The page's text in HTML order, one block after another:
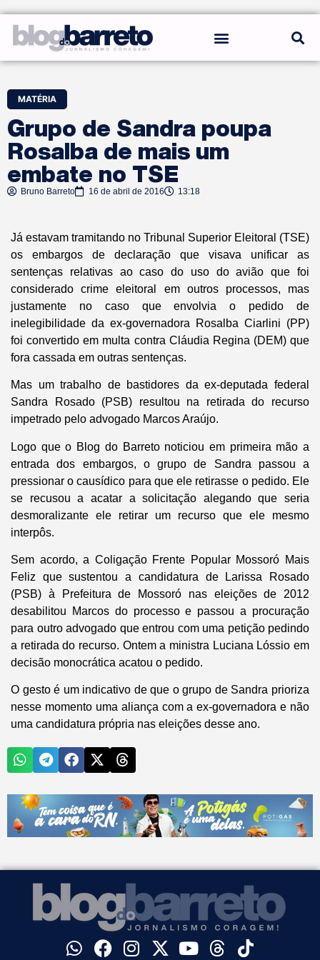
MATÉRIA
Grupo de Sandra poupa
Rosalba de mais um
embate no TSE
Bruno Barreto 16 de abril de 2016 13:18
Já estavam tramitando no Tribunal Superior Eleitoral (TSE)
os embargos de declaração que visava unificar as
sentenças relativas ao caso do uso do avião que foi
considerado crime eleitoral em outros processos, mas
justamente no caso que envolvia o pedido de
inelegibilidade da ex-governadora Rosalba Ciarlini (PP)
foi convertido em multa contra Cláudia Regina (DEM) que
fora cassada em outras sentenças.
Mas um trabalho de bastidores da ex-deputada federal
Sandra Rosado (PSB) resultou na retirada do recurso
impetrado pelo advogado Marcos Araújo.
Logo que o Blog do Barretonoticiou em primeira mão a
entrada dos embargos, o grupo de Sandra passou a
pressionar o causídico para que ele retirasse o pedido. Ele
se recusou a acatar a solicitação alegando que seria
desmoralizante ele retirar um recurso que ele mesmo
interpôs.
Sem acordo, a Coligação Frente Popular Mossoró Mais
Feliz que sustentou a candidatura de Larissa Rosado
(PSB) à Prefeitura de Mossoró nas eleições de 2012
desabilitou Marcos do processo e passou a procuração
para outro advogado que entrou com uma petição pedindo
a retirada do recurso. Ontem a ministra Luciana Lóssio em
decisão monocrática acatou o pedido.
O gesto é um indicativo de que o grupo de Sandra prioriza
nesse momento uma aliança com a ex-governadora e não
uma candidatura própria nas eleições desse ano.